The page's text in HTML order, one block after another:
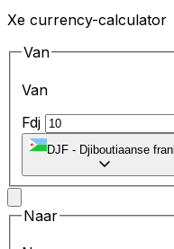
Xe currency-calculator
Van
Van
Fdj
DJF - Djiboutiaanse
Naar